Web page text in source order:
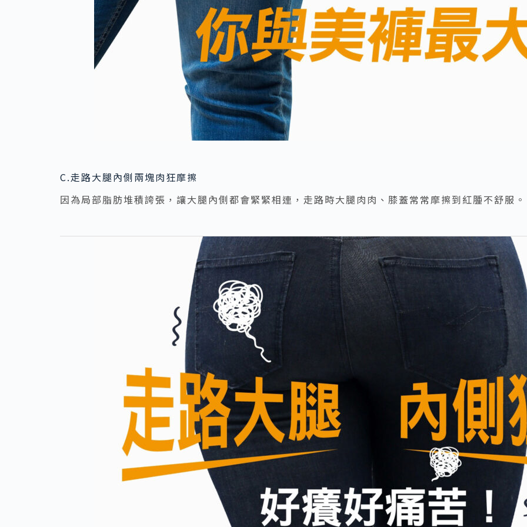
C.走路大腿內側兩塊肉狂摩擦
因為局部脂肪堆積誇張，讓大腿內側都會緊緊相連，走路時大腿肉肉、膝蓋常常摩擦到紅腫不舒服